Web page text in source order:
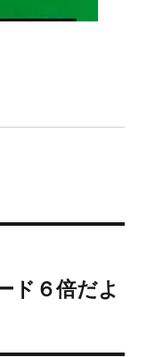
ド６倍だよ